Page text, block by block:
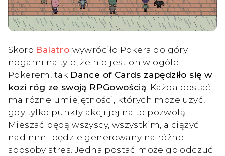
Skoro Balatro wywróciło Pokera do góry
nogami na tyle, że nie jest on w ogóle
Pokerem, tak Dance of Cards zapędziło się w
kozi róg ze swoją RPGowością . Każda postać
ma różne umiejętności, których może użyć,
gdy tylko punkty akcji jej na to pozwolą.
Mieszać będą wszyscy, wszystkim, a ciążyć
nad nimi będzie generowany na różne
sposoby stres. Jedna postać może go odczuć